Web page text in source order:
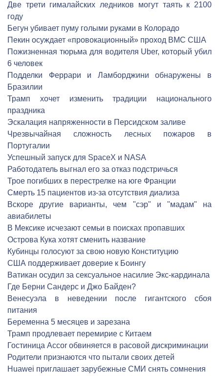
Две трети гималайских ледников могут таять к 2100
году
Бегун убивает пуму голыми руками в Колорадо
Пекин осуждает «провокационный» проход ВМС США
Пожизненная тюрьма для водителя Uber, который убил
6 человек
Подделки Феррари и Ламборджини обнаружены в
Бразилии
Трамп хочет изменить традиции национального
праздника
Эскалация напряженности в Персидском заливе
Чрезвычайная сложность лесных пожаров в
Португалии
Успешный запуск для SpaceX и NASA
Работодатель выгнал его за отказ подстричься
Трое погибших в перестрелке на юге Франции
Cмерть 15 пациентов из-за отсутствия диализа
Вскоре другие варианты, чем "сэр" и "мадам" на
авиабилеты
В Мексике исчезают семьи в поисках пропавших
Острова Кука хотят сменить название
Кубинцы голосуют за свою новую Конституцию
США поддерживает доверие к Боингу
Ватикан осудил за сексуальное насилие Экс-кардинала
Где Берни Сандерс и Джо Байден?
Венесуэла в неведении после гигантского сбоя
питания
Беременна 5 месяцев и зарезана
Трамп продлевает перемирие с Китаем
Гостиница Accor обвиняется в расовой дискриминации
Родители признаются что пытали своих детей
Huawei приглашает зарубежные СМИ снять сомнения